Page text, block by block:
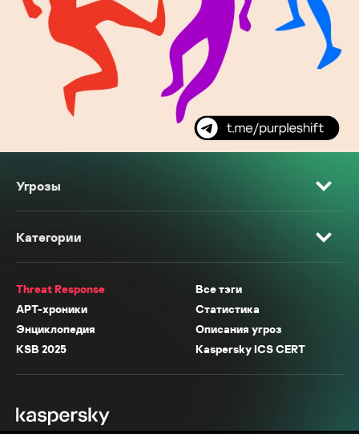
Угрозы
Категории
Threat Response
Все тэги
APT-хроники
Статистика
Энциклопедия
Описания угроз
KSB 2025
Kaspersky ICS CERT